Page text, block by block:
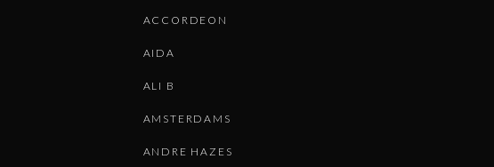
ACCORDEON
AIDA
ALI B
AMSTERDAMS
ANDRE HAZES